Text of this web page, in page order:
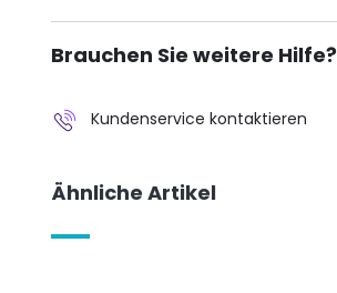
Brauchen Sie weitere Hilfe?
Kundenservice kontaktieren
Ähnliche Artikel